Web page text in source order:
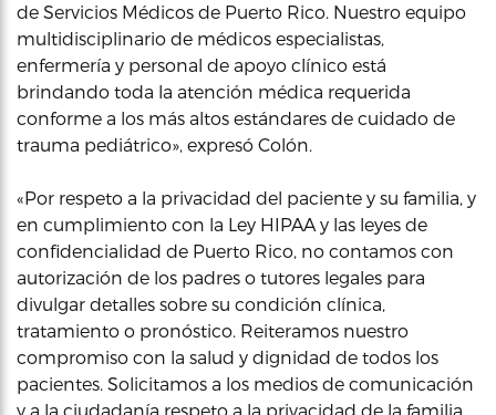
de Servicios Médicos de Puerto Rico. Nuestro equipo
multidisciplinario de médicos especialistas,
enfermería y personal de apoyo clínico está
brindando toda la atención médica requerida
conforme a los más altos estándares de cuidado de
trauma pediátrico», expresó Colón.
«Por respeto a la privacidad del paciente y su familia, y
en cumplimiento con la Ley HIPAA y las leyes de
confidencialidad de Puerto Rico, no contamos con
autorización de los padres o tutores legales para
divulgar detalles sobre su condición clínica,
tratamiento o pronóstico. Reiteramos nuestro
compromiso con la salud y dignidad de todos los
pacientes. Solicitamos a los medios de comunicación
y a la ciudadanía respeto a la privacidad de la familia